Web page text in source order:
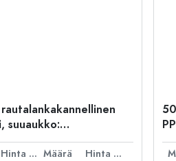
suuaukko:
suljin
Hinta per kpl Määrä
Hinta per kpl